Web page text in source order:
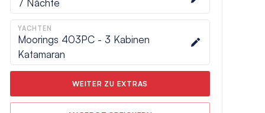
YACHTEN
Moorings 403PC - 3 Kabinen
Katamaran
WEITER ZU EXTRAS